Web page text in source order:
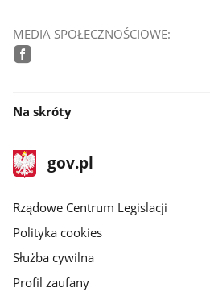
MEDIA SPOŁECZNOŚCIOWE:
Na skróty
stopka
gov.plStrona
gov.pl
Rządowe Centrum Legislacji
Polityka cookies
Służba cywilna
Profil zaufany